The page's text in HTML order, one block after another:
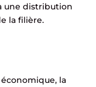
une distribution
la filière.
la